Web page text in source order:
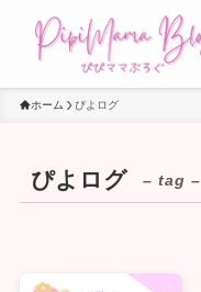
ホーム ぴよログ
ぴよログ – tag –